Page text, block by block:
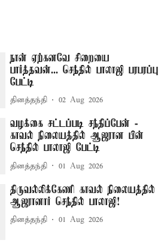
நான் ஏற்கனவே சிறையை
பார்த்தவன்... செந்தில் பாலாஜி பரபரப்பு
பேட்டி
தினத்தந்தி 02 Aug 2026
வழக்கை சட்டப்படி சந்திப்பேன் -
காவல் நிலையத்தில் ஆஜரான பின்
செந்தில் பாலாஜி பேட்டி
தினத்தந்தி 01 Aug 2026
திருவல்லிக்கேணி காவல் நிலையத்தில்
ஆஜரானார் செந்தில் பாலாஜி!
தினத்தந்தி 01 Aug 2026